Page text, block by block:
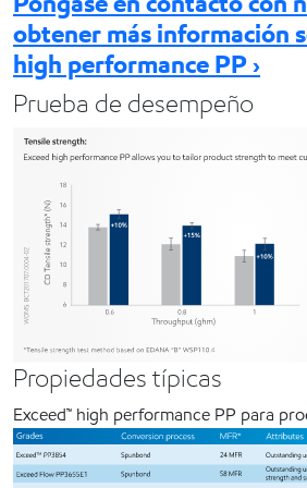
obtener más información
high performance PP ›
Prueba de desempeño
Propiedades típicas
Exceed™ high performance PP para